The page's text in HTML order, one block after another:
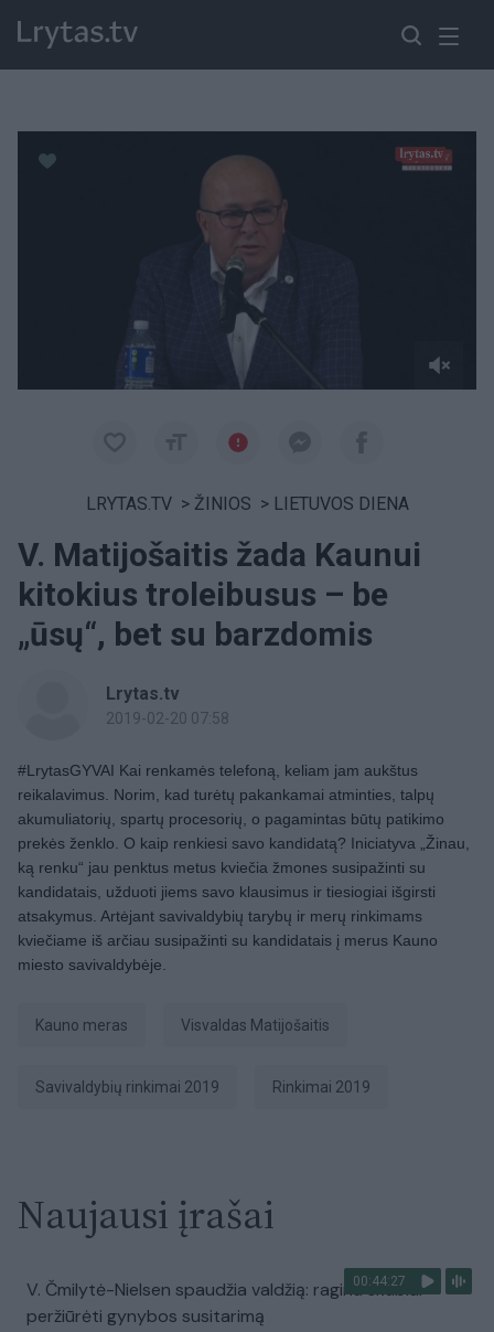
LRYTAS.TV > ŽINIOS > LIETUVOS DIENA
V. Matijošaitis žada Kaunui
kitokius troleibusus – be
„ūsų“, bet su barzdomis
Lrytas.tv
2019-02-20 07:58
#LrytasGYVAI Kai renkamės telefoną, keliam jam aukštus
reikalavimus. Norim, kad turėtų pakankamai atminties, talpų
akumuliatorių, spartų procesorių, o pagamintas būtų patikimo
prekės ženklo. O kaip renkiesi savo kandidatą? Iniciatyva „Žinau,
ką renku“ jau penktus metus kviečia žmones susipažinti su
kandidatais, užduoti jiems savo klausimus ir tiesiogiai išgirsti
atsakymus. Artėjant savivaldybių tarybų ir merų rinkimams
kviečiame iš arčiau susipažinti su kandidatais į merus Kauno
miesto savivaldybėje.
Kauno meras Visvaldas Matijošaitis
Savivaldybių rinkimai 2019 Rinkimai 2019
Naujausi įrašai
00:44:27
V. Čmilytė-Nielsen spaudžia valdžią: ragina skubiai
peržiūrėti gynybos susitarimą